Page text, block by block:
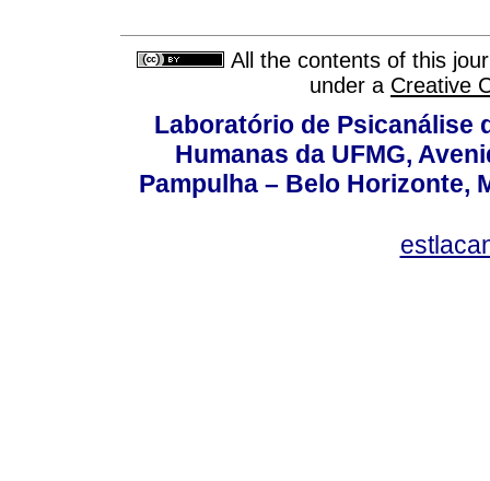
All the contents of this
under a Creative
Laboratório de Psicanálise
Humanas da UFMG,
Pampulha – Belo Horizonte,